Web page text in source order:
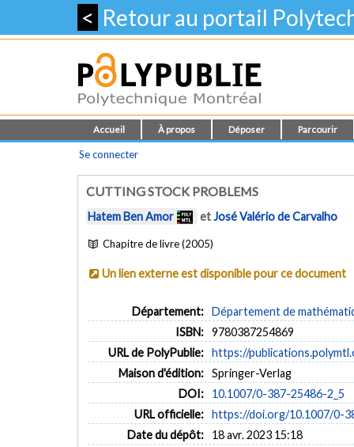
< Retour au portail
Accueil À propos Déposer Parcourir
Se connecter
CUTTING STOCK PROBLEMS
Hatem Ben Amor etJosé Valério de Carvalho
Chapitre de livre (2005)
Un lien externe est disponible pour ce document
Département: Département de
ISBN: 9780387254869
URL de PolyPublie: https://
Maison d'édition: Springer-Verlag
DOI:
10.1007/0-387-25486-2_5
URL officielle: https://doi.org/10.1007/0-
Date du dépôt:
18 avr. 2023 15:18